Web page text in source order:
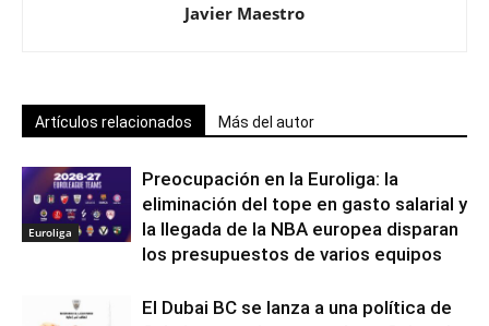
Javier Maestro
Artículos relacionados Más del autor
Euroliga
Preocupación en la Euroliga: la
eliminación del tope en gasto salarial y
la llegada de la NBA europea disparan
los presupuestos de varios equipos
El Dubai BC se lanza a una política de